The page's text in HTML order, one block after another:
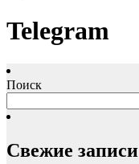
Telegram
Поиск
Свежие записи